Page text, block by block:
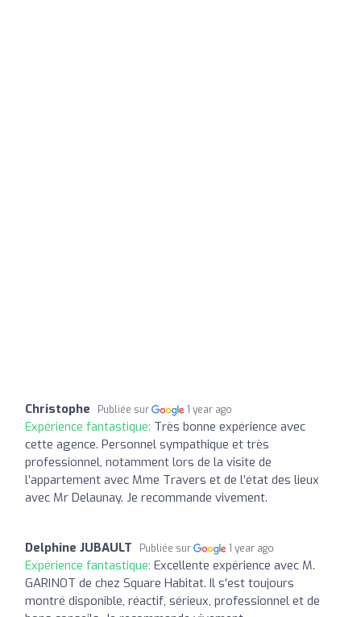
Christophe Publiée sur 1 year ago
Expérience fantastique: Très bonne expérience avec
cette agence. Personnel sympathique et très
professionnel, notamment lors de la visite de
l’appartement avec Mme Travers et de l’état des lieux
avec Mr Delaunay. Je recommande vivement.
Delphine JUBAULT Publiée sur 1 year ago
Expérience fantastique: Excellente expérience avec M.
GARINOT de chez Square Habitat. Il s'est toujours
montré disponible, réactif, sérieux, professionnel et de